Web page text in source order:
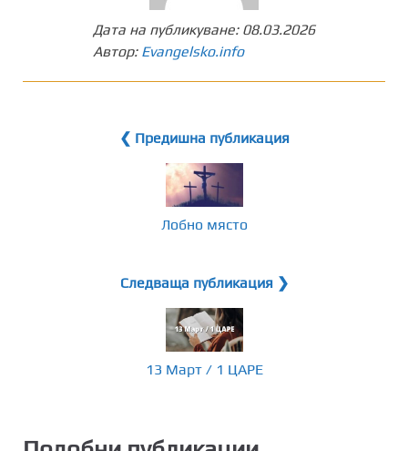
Дата на публикуване: 08.03.2026
Автор: Evangelsko.info
❮ Предишна публикация
Лобно място
Следваща публикация ❯
13 Март / 1 ЦАРЕ